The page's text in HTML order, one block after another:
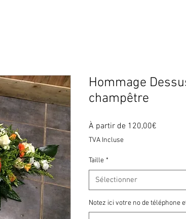
Hommage
champêtre
À partir de 120,00€
TVA Incluse
Taille *
Sélectionner
Notez ici votre no de téléphone